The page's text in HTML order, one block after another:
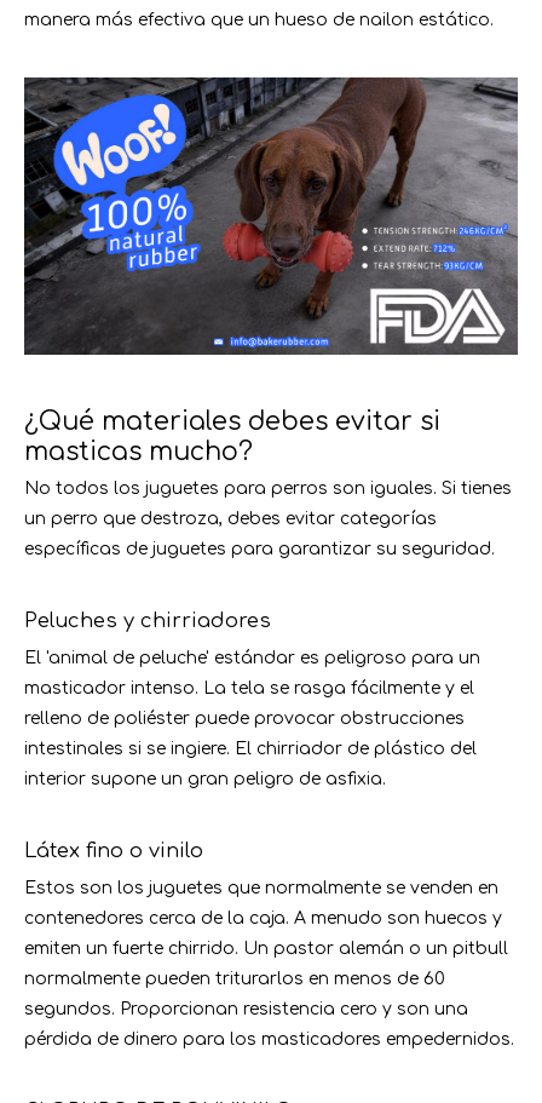
manera más efectiva que un hueso de nailon estático.
¿Qué materiales debes evitar si
masticas mucho?
No todos los juguetes para perros son iguales. Si tienes
un perro que destroza, debes evitar categorías
específicas de juguetes para garantizar su seguridad.
Peluches y chirriadores
El 'animal de peluche' estándar es peligroso para un
masticador intenso. La tela se rasga fácilmente y el
relleno de poliéster puede provocar obstrucciones
intestinales si se ingiere. El chirriador de plástico del
interior supone un gran peligro de asfixia.
Látex fino o vinilo
Estos son los juguetes que normalmente se venden en
contenedores cerca de la caja. A menudo son huecos y
emiten un fuerte chirrido. Un pastor alemán o un pitbull
normalmente pueden triturarlos en menos de 60
segundos. Proporcionan resistencia cero y son una
pérdida de dinero para los masticadores empedernidos.